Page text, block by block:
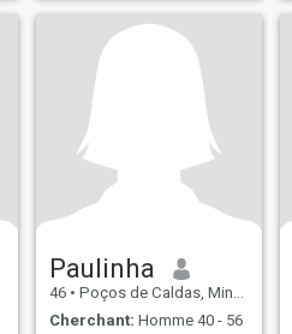
Paulinha
46 • Poços de Caldas, Minas Gerais, Brésil
Cherchant: Homme 40 - 56